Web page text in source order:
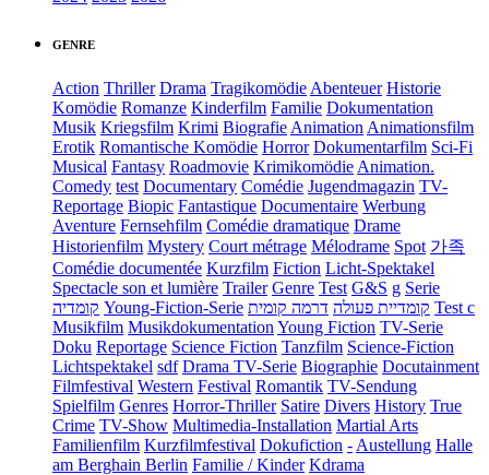
GENRE
Action Thriller Drama Tragikomödie Abenteuer Historie
Komödie Romanze Kinderfilm Familie Dokumentation
Musik Kriegsfilm Krimi Biografie Animation Animationsfilm
Erotik Romantische Komödie Horror Dokumentarfilm Sci-Fi
Musical Fantasy Roadmovie Krimikomödie Animation.
Comedy test Documentary Comédie Jugendmagazin TV-
Reportage Biopic Fantastique Documentaire Werbung
Aventure Fernsehfilm Comédie dramatique Drame
Historienfilm Mystery Court métrage Mélodrame Spot 가족
Comédie documentée Kurzfilm Fiction Licht-Spektakel
Spectacle son et lumière Trailer Genre Test G&S g Serie
קומדיה Young-Fiction-Serie קומדיית פעולה דרמה קומית
Test c
Musikfilm Musikdokumentation Young Fiction TV-Serie
Doku Reportage Science Fiction Tanzfilm Science-Fiction
Lichtspektakel sdf Drama TV-Serie Biographie Docutainment
Filmfestival Western Festival Romantik TV-Sendung
Spielfilm Genres Horror-Thriller Satire Divers History True
Crime TV-Show Multimedia-Installation Martial Arts
Familienfilm Kurzfilmfestival Dokufiction - Austellung Halle
am Berghain Berlin Familie / Kinder Kdrama